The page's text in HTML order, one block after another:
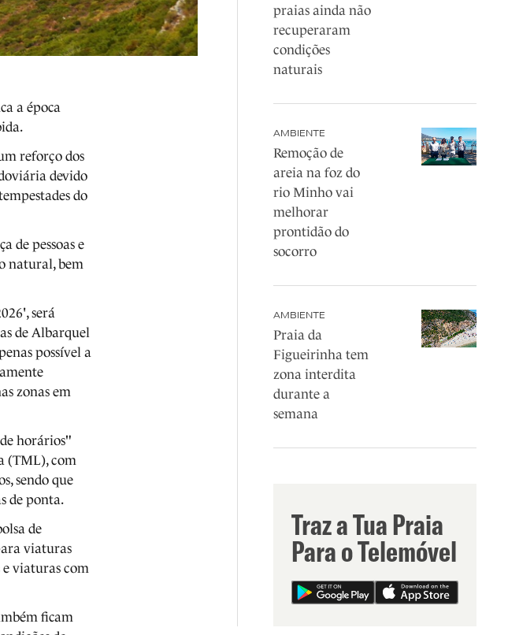
a época
reforço dos
devido
do
de pessoas e
natural, bem
será
de Albarquel
possível a
zonas em
horários"
(TML), com
sendo que
de ponta.
de
viaturas
e viaturas com
ficam
praias ainda não
recuperaram
condições
naturais
AMBIENTE
Remoção de
areia na foz do
rio Minho vai
melhorar
prontidão do
socorro
AMBIENTE
Praia da
Figueirinha tem
zona interdita
durante a
semana
Traz a Tua Praia
Para o Telemóvel